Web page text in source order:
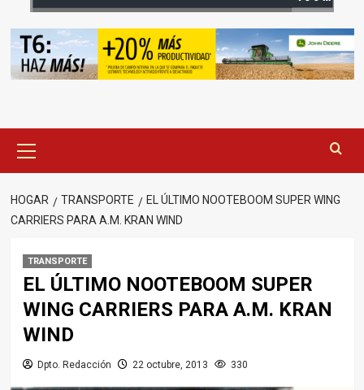
principal
HOGAR TRANSPORTE
EL ÚLTIMO NOOTEBOOM SUPER WING
CARRIERS PARA A.M. KRAN WIND
TRANSPORTE
EL ÚLTIMO NOOTEBOOM SUPER
WING CARRIERS PARA A.M. KRAN
WIND
Dpto. Redacción 22 octubre, 2013 330